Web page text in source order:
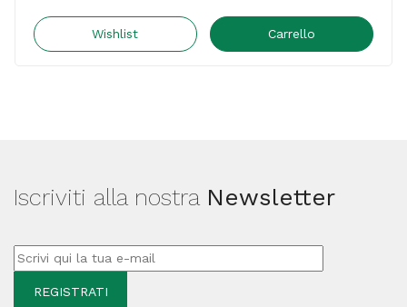
Pro
grigio
Bic
-
Wishlist Carrello
Iscriviti alla nostra Newsletter